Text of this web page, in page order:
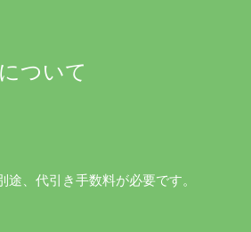
ついて
途、代引き手数料が必要です。